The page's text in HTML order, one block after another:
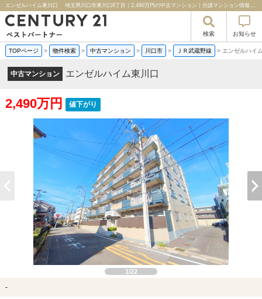
エンゼルハイム東川口 埼玉県川口市東川口6丁目｜2,490万円の中古マンション｜分譲マンション情報｜センチュリー２１ベストパートナー
検索 お知らせ
TOPページ > 物件検索 > 中古マンション > 川口市 > ＪＲ武蔵野線 > エンゼルハ
中古マンション エンゼルハイム東川口
2,490万円 値下がり
1/22
-